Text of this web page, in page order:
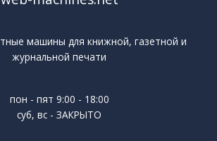
машины для книжной, газетной и
журнальной печати
пон - пят 9:00 - 18:00
суб, вс - ЗАКРЫТО